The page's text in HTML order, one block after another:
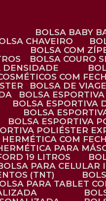
BOLSA BABY
CHAVEIRO
BOLSA COM
BOLSA COURO
DENSIDADE
COM
BOLSA DE
BOLSA ESPORTIVA
BOLSA ESPORTIVA
BOLSA
BOLSA ESPORTIVA
POLIÉSTER
HERMÉTICA COM
PARA
19 LITROS
BOLSA PARA
(TNT)
BOLSA PARA TABLET